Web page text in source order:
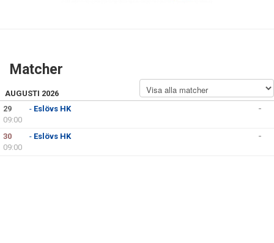
DOKUMENT
KONTAKT
Matcher
AUGUSTI 2026
29
09:00
- Eslövs HK -
30
09:00
- Eslövs HK -